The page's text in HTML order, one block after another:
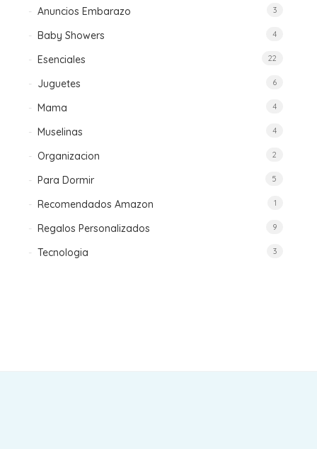
Anuncios Embarazo 3
Baby Showers 4
Esenciales 22
Juguetes 6
Mama 4
Muselinas 4
Organizacion 2
Para Dormir 5
Recomendados Amazon 1
Regalos Personalizados 9
Tecnologia 3